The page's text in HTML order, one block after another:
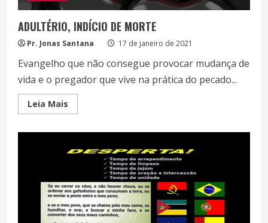
ADULTÉRIO, INDÍCIO DE MORTE
Pr. Jonas Santana 17 de janeiro de 2021
Evangelho que não consegue provocar mudança de
vida e o pregador que vive na prática do pecado...
Leia Mais
more
MORTE